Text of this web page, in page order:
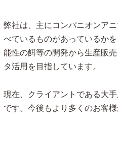
弊社は、主にコンパニオンア
べているものがあっているか
能性の餌等の開発から生産販
タ活用を目指しています。
現在、クライアントである大
です。今後もより多くのお客